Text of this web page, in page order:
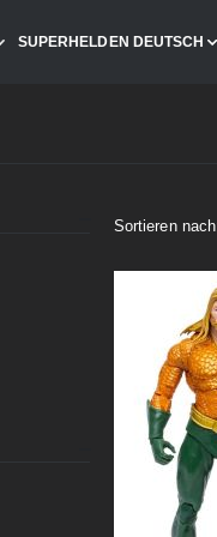
SUPERHELDEN DEUTSCH
Sortieren nach